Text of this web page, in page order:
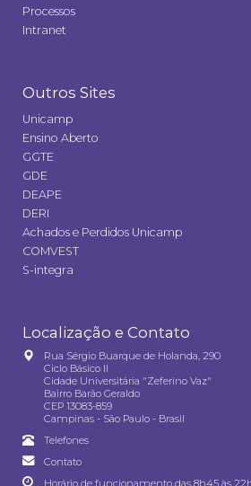
Processos
Intranet
Outros Sites
Unicamp
Ensino Aberto
GGTE
GDE
DEAPE
DERI
Achados e Perdidos Unicamp
COMVEST
S-integra
Localização e Contato
Rua Sérgio Buarque de Holanda, 290
Ciclo Básico II
Cidade Universitária "Zeferino Vaz"
Bairro Barão Geraldo
CEP 13083-859
Campinas - São Paulo - Brasil
Telefones
Contato
Horário de funcionamento das 8h45 às